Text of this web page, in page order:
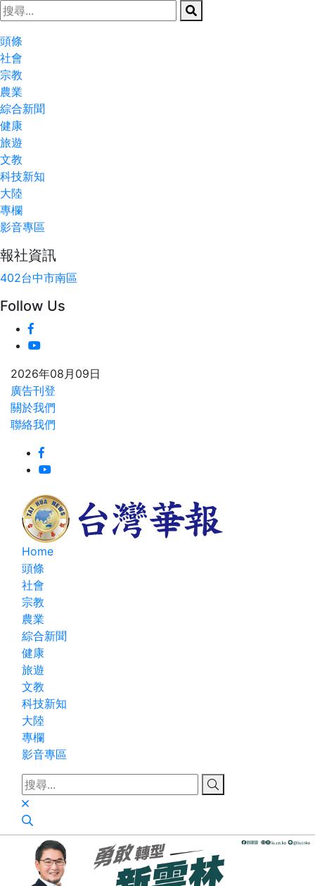
頭條
社會
宗教
農業
綜合新聞
健康
旅遊
文教
科技新知
大陸
專欄
影音專區
報社資訊
402台中市南區
Follow Us
2026年08月09日
廣告刊登
關於我們
聯絡我們
Home
頭條
社會
宗教
農業
綜合新聞
健康
旅遊
文教
科技新知
大陸
專欄
影音專區